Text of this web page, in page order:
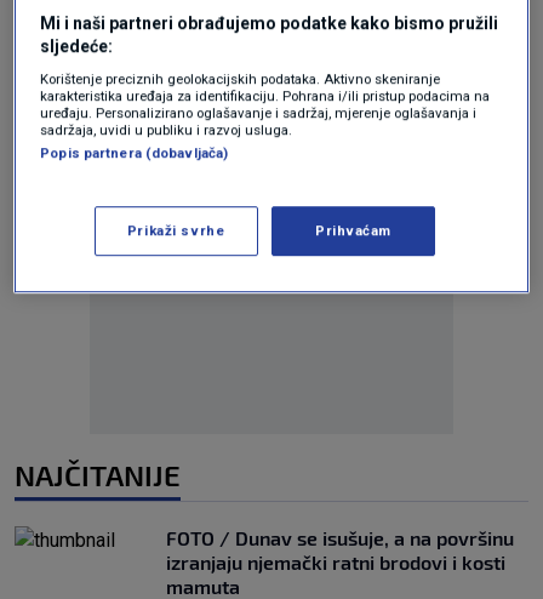
Pratite nas na društvenim mrežama
NAJČITANIJE
FOTO / Dunav se isušuje, a na površinu
izranjaju njemački ratni brodovi i kosti
mamuta
Mi i naši partneri obrađujemo podatke kako bismo pružili
sljedeće:
Korištenje preciznih geolokacijskih podataka. Aktivno skeniranje
karakteristika uređaja za identifikaciju. Pohrana i/ili pristup podacima na
uređaju. Personalizirano oglašavanje i sadržaj, mjerenje oglašavanja i
sadržaja, uvidi u publiku i razvoj usluga.
Popis partnera (dobavljača)
Prikaži svrhe Prihvaćam